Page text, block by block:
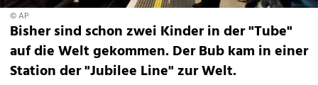
© AP
Bisher sind schon zwei Kinder in der "Tube"
auf die Welt gekommen. Der Bub kam in einer
Station der "Jubilee Line" zur Welt.